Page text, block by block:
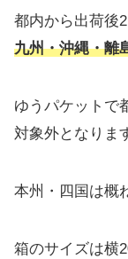
都内から出荷後
九州・沖縄・離
ゆうパケットで
対象外となりま
本州・四国は概
箱のサイズは横